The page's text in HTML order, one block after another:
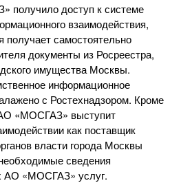
получило доступ к системе
взаимодействия,
получает самостоятельно
документы из Росреестра,
имущества Москвы.
информационное
с Ростехнадзором. Кроме
«МОСГАЗ» выступит
как поставщик
власти города Москвы
сведения
АО «МОСГАЗ» услуг.